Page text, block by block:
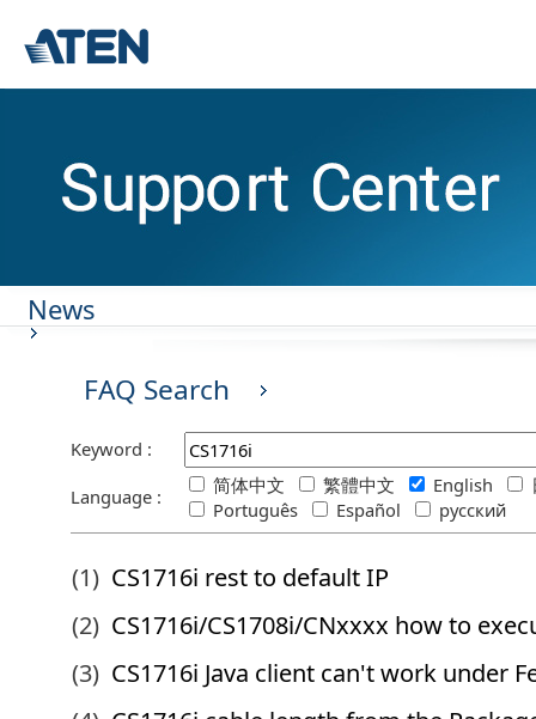
News
FAQ Search
Keyword :
Language :
简体中文 繁體中文 English
Português
Español русский